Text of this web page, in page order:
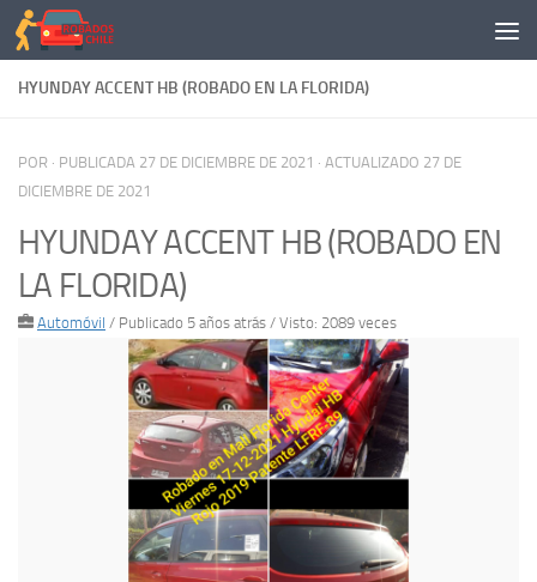
Saltar al contenido
HYUNDAY ACCENT HB (ROBADO EN LA FLORIDA)
POR · PUBLICADA 27 DE DICIEMBRE DE 2021 · ACTUALIZADO 27 DE
DICIEMBRE DE 2021
HYUNDAY ACCENT HB (ROBADO EN
LA FLORIDA)
Automóvil / Publicado 5 años atrás / Visto: 2089 veces